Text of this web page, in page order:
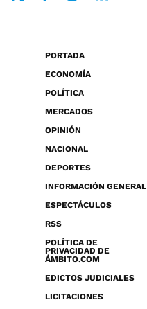
PORTADA
ECONOMÍA
POLÍTICA
MERCADOS
OPINIÓN
NACIONAL
DEPORTES
INFORMACIÓN GENERAL
ESPECTÁCULOS
RSS
POLÍTICA DE
PRIVACIDAD DE
ÁMBITO.COM
EDICTOS JUDICIALES
LICITACIONES